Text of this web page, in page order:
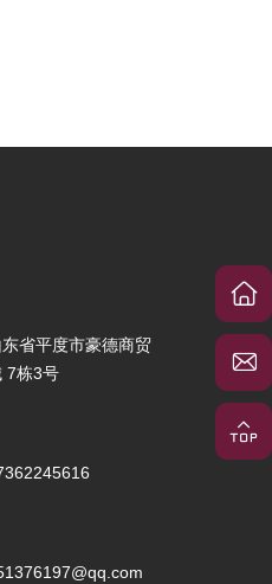
东省平度市豪德商贸
7栋3号